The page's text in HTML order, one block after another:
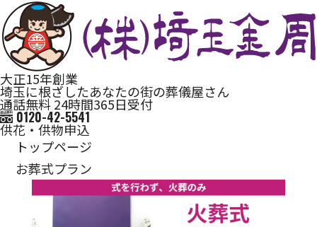
大正15年創業
埼玉に根ざしたあなたの街の葬儀屋さん
通話無料 24時間365日受付
0120-42-5541
供花・供物申込
トップページ
お葬式プラン